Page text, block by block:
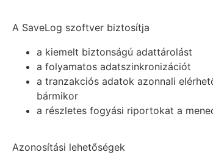
A SaveLog szoftver biztosítja
a kiemelt biztonságú adattárolást
a folyamatos adatszinkronizációt
a tranzakciós adatok azonnali
bármikor
a részletes fogyási riportokat a
Azonosítási lehetőségek